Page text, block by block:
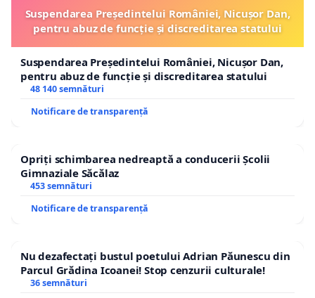
Suspendarea Președintelui României, Nicușor Dan,
pentru abuz de funcție și discreditarea statului
Suspendarea Președintelui României, Nicușor Dan,
pentru abuz de funcție și discreditarea statului
48 140 semnături
Notificare de transparență
Opriți schimbarea nedreaptă a conducerii Școlii
Gimnaziale Săcălaz
453 semnături
Notificare de transparență
Nu dezafectați bustul poetului Adrian Păunescu din
Parcul Grădina Icoanei! Stop cenzurii culturale!
36 semnături